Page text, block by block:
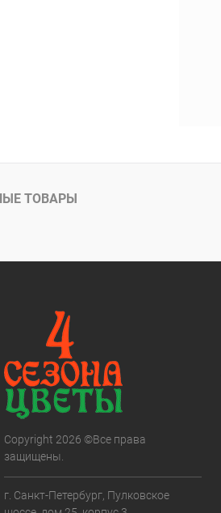
ТОВАРЫ
Copyright 2026 ©Все права
защищены.
г. Санкт-Петербург, Пулковское